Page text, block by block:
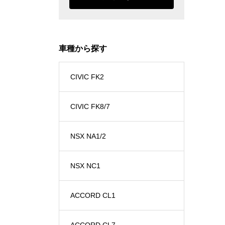
車種から探す
CIVIC FK2
CIVIC FK8/7
NSX NA1/2
NSX NC1
ACCORD CL1